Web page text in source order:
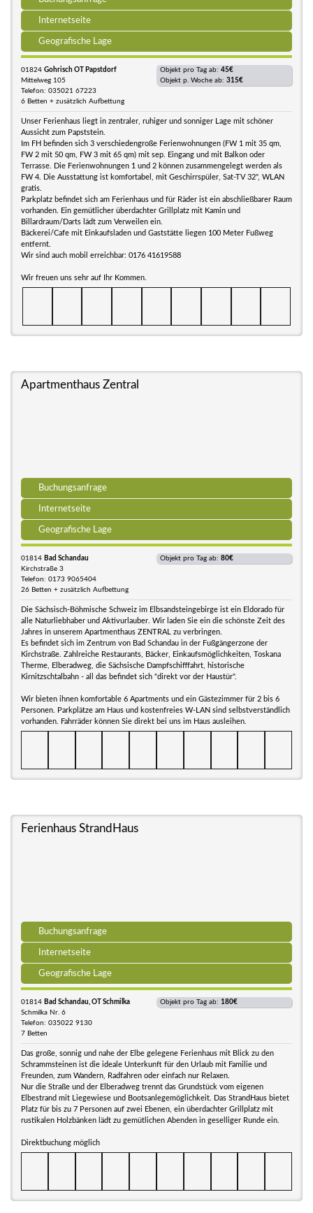
Internetseite
Geografische Lage
01824 Gohrisch OT Papstdorf
Mittelweg 105
Telefon: 035021 67223
6 Betten + zusätzlich Aufbettung
Objekt pro Tag ab: 45€
Objekt p. Woche ab: 315€
Unser Ferienhaus liegt in zentraler, ruhiger und sonniger Lage mit schöner
Aussicht zum Papststein.
Im FH befinden sich 3 verschiedengroße Ferienwohnungen (FW 1 mit 35 qm,
FW 2 mit 50 qm, FW 3 mit 65 qm) mit sep. Eingang und mit Balkon oder
Terrasse. Die Ferienwohnungen 1 und 2 können zusammengelegt werden als
FW 4. Die Ausstattung ist komfortabel, mit Geschirrspüler, Sat-TV 32", WLAN
gratis.
Parkplatz befindet sich am Ferienhaus und für Räder ist ein abschließbarer Raum
vorhanden. Ein gemütlicher überdachter Grillplatz mit Kamin und
Billardraum/Darts lädt zum Verweilen ein.
Bäckerei/Cafe mit Einkaufsladen und Gaststätte liegen 100 Meter Fußweg
entfernt.
Wir sind auch mobil erreichbar: 0176 41619588
Wir freuen uns sehr auf Ihr Kommen.
Apartmenthaus Zentral
Buchungsanfrage
Internetseite
Geografische Lage
01814 Bad Schandau
Kirchstraße 3
Telefon: 0173 9065404
26 Betten + zusätzlich Aufbettung
Objekt pro Tag ab: 80€
Die Sächsisch-Böhmische Schweiz im Elbsandsteingebirge ist ein Eldorado für
alle Naturliebhaber und Aktivurlauber. Wir laden Sie ein die schönste Zeit des
Jahres in unserem Apartmenthaus ZENTRAL zu verbringen.
Es befindet sich im Zentrum von Bad Schandau in der Fußgängerzone der
Kirchstraße. Zahlreiche Restaurants, Bäcker, Einkaufsmöglichkeiten, Toskana
Therme, Elberadweg, die Sächsische Dampfschifffahrt, historische
Kirnitzschtalbahn - all das befindet sich "direkt vor der Haustür".
Wir bieten ihnen komfortable 6 Apartments und ein Gästezimmer für 2 bis 6
Personen. Parkplätze am Haus und kostenfreies W-LAN sind selbstverständlich
vorhanden. Fahrräder können Sie direkt bei uns im Haus ausleihen.
Ferienhaus StrandHaus
Buchungsanfrage
Internetseite
Geografische Lage
01814 Bad Schandau, OT Schmilka
Schmilka Nr. 6
Telefon: 035022 9130
7 Betten
Objekt pro Tag ab: 180€
Das große, sonnig und nahe der Elbe gelegene Ferienhaus mit Blick zu den
Schrammsteinen ist die ideale Unterkunft für den Urlaub mit Familie und
Freunden, zum Wandern, Radfahren oder einfach nur Relaxen.
Nur die Straße und der Elberadweg trennt das Grundstück vom eigenen
Elbestrand mit Liegewiese und Bootsanlegemöglichkeit. Das StrandHaus bietet
Platz für bis zu 7 Personen auf zwei Ebenen, ein überdachter Grillplatz mit
rustikalen Holzbänken lädt zu gemütlichen Abenden in geselliger Runde ein.
Direktbuchung möglich